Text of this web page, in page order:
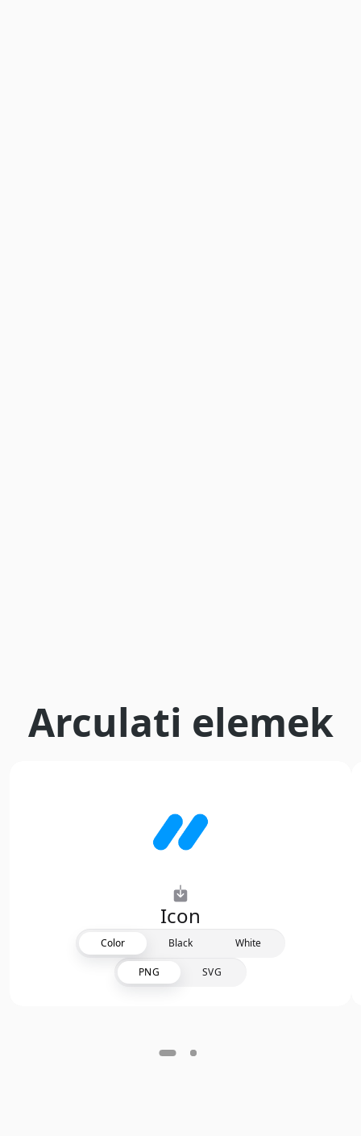
Arculati elemek
Icon
Color Black White
PNG SVG